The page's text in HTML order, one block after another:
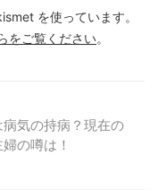
を使っています。
をご覧ください。
気の持病？現在の
の噂は！